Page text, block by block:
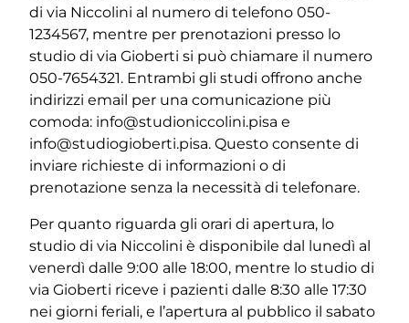
di via Niccolini al numero di telefono 050-
1234567, mentre per prenotazioni presso lo
studio di via Gioberti si può chiamare il numero
050-7654321. Entrambi gli studi offrono anche
indirizzi email per una comunicazione più
comoda: info@studioniccolini.pisa e
info@studiogioberti.pisa. Questo consente di
inviare richieste di informazioni o di
prenotazione senza la necessità di telefonare.
Per quanto riguarda gli orari di apertura, lo
studio di via Niccolini è disponibile dal lunedì al
venerdì dalle 9:00 alle 18:00, mentre lo studio di
via Gioberti riceve i pazienti dalle 8:30 alle 17:30
nei giorni feriali, e l’apertura al pubblico il sabato